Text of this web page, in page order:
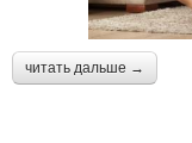
читать дальше →